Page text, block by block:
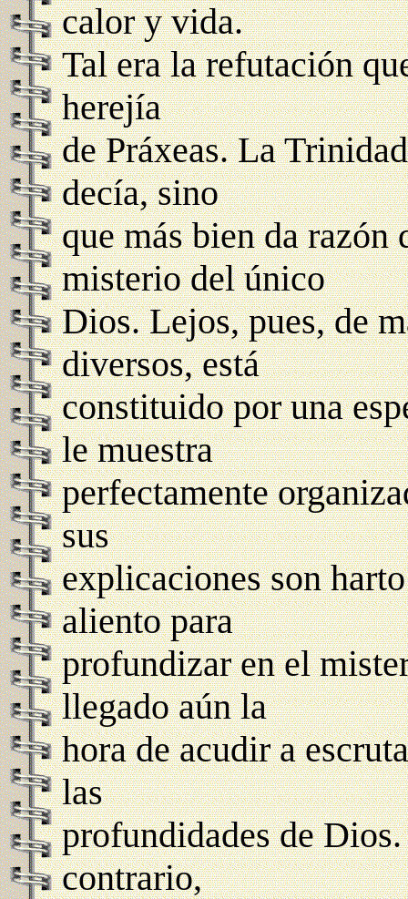
calor y vida.
Tal era la refutación
herejía
de Práxeas. La
decía, sino
que más bien da
misterio del único
Dios. Lejos, pues, de
diversos, está
constituido por una
le muestra
perfectamente
sus
explicaciones son
aliento para
profundizar en el
llegado aún la
hora de acudir a
las
profundidades de
contrario,